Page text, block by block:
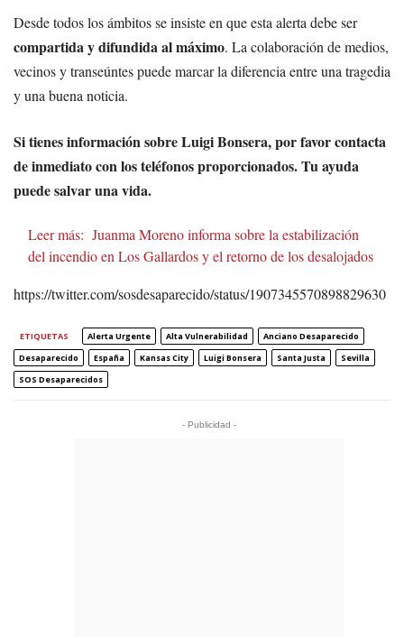
Desde todos los ámbitos se insiste en que esta alerta debe ser
compartida y difundida al máximo. La colaboración de medios,
vecinos y transeúntes puede marcar la diferencia entre una tragedia
y una buena noticia.
Si tienes información sobre Luigi Bonsera, por favor contacta
de inmediato con los teléfonos proporcionados. Tu ayuda
puede salvar una vida.
Leer más: Juanma Moreno informa sobre la estabilización
del incendio en Los Gallardos y el retorno de los desalojados
https://twitter.com/sosdesaparecido/status/1907345570898829630
ETIQUETAS Alerta Urgente Alta Vulnerabilidad
Anciano Desaparecido
Desaparecido
España Kansas City Luigi Bonsera Santa Justa
Sevilla
SOS Desaparecidos
- Publicidad -